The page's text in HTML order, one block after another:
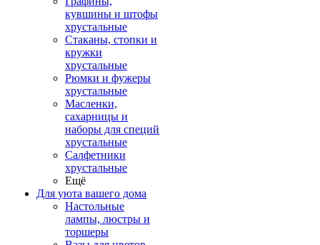
кувшины и штофы
хрустальные
Стаканы, стопки и
кружки
хрустальные
Рюмки и фужеры
хрустальные
Масленки,
сахарницы и
наборы для специй
хрустальные
Салфетники
хрустальные
Ещё
Для уюта вашего дома
Настольные
лампы, люстры и
торшеры